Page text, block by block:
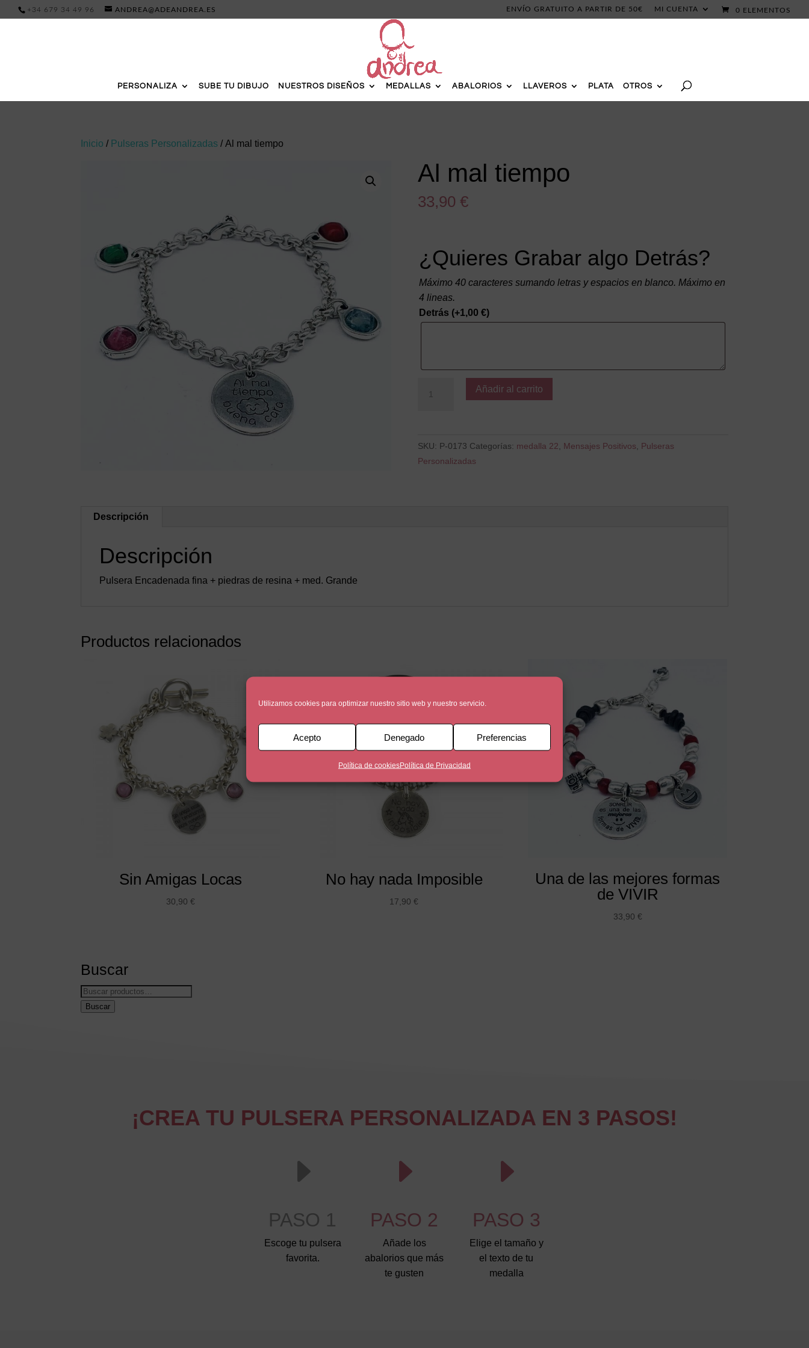
Utilizamos cookies para optimizar nuestro sitio web y nuestro servicio.
Acepto Denegado Preferencias
Política de cookiesPolítica de Privacidad
+34 679 34 49 96 ANDREA@ADEANDREA.ES ENVÍO GRATUITO A PARTIR DE 50€ MI CUENTA 0 ELEMENTOS
PERSONALIZA SUBE TU DIBUJO NUESTROS DISEÑOS MEDALLAS ABALORIOS LLAVEROS PLATA OTROS
Inicio / Pulseras Personalizadas / Al mal tiempo
Al mal tiempo
33,90 €
¿Quieres Grabar algo Detrás?
Máximo 40 caracteres sumando letras y espacios en blanco. Máximo en
4 lineas.
Detrás (+1,00 €)
mal
Añadir al carrito
SKU: P-0173 Categorías: medalla 22 Mensajes Positivos
Pulseras
Personalizadas
Descripción
Descripción
Pulsera Encadenada fina + piedras de resina + med. Grande
Productos relacionados
Sin Amigas Locas
30,90 €
No hay nada Imposible
17,90€
Una de las mejores formas
de VIVIR
33,90 €
Buscar
Buscar
por:
Buscar
¡CREA TU PULSERA PERSONALIZADA EN 3 PASOS!
E
PASO 1
Escoge tu pulsera
favorita.
E
PASO 2
Añade los
abalorios que más
te gusten
E
PASO 3
Elige el tamaño y
el texto de tu
medalla